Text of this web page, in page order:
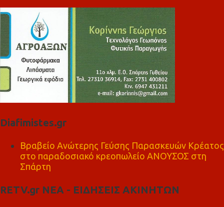
Diafimistes.gr
Βραβείο Ανώτερης Γεύσης Παρασκευών Κρέατος
στο παραδοσιακό κρεοπωλείο ΑΝΟΥΣΟΣ στη
Σπάρτη
RETV.gr ΝΕΑ - ΕΙΔΗΣΕΙΣ ΑΚΙΝΗΤΩΝ